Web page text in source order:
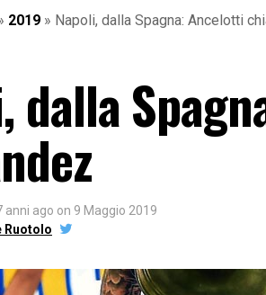
2019 » Napoli, dalla Spagna: Ancelotti
dalla
anni ago on 9 Maggio 2019
Ruotolo